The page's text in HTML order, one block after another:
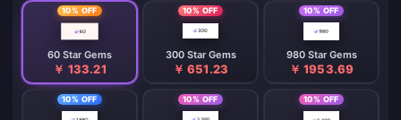
10% OFF
60 Star Gems
￥ 133.21
10% OFF
300 Star Gems
￥ 651.23
10% OFF
980 Star Gems
￥ 1953.69
10% OFF 10% OFF 10% OFF